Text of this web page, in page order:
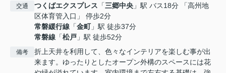
交通 つくばエクスプレス 「三郷中央 」駅 バス18分 「高州地
区体育管入口」 停歩2分
常磐緩行線 「金町」駅 徒歩37分
常磐線 「松戸 」駅 徒歩52分
備考
折上天井を利用して、色々なインテリアを楽しむ事が出
来ます。ゆったりとしたオープン外構のスペースには花